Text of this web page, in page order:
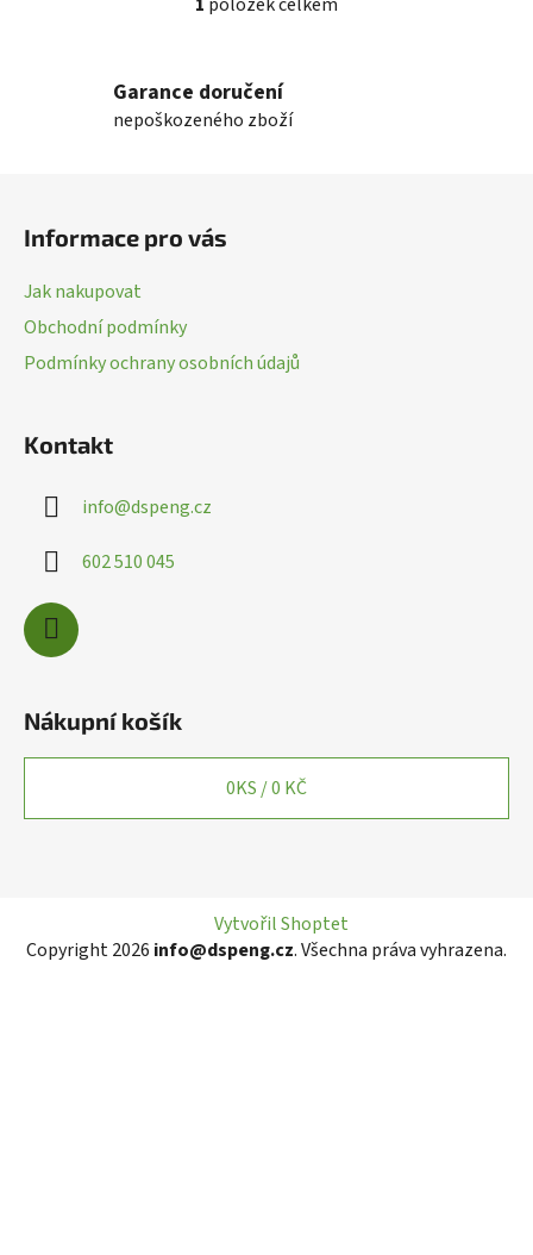
O
á
d
v
Garance doručení
nepoškozeného zboží
Informace pro vás
Jak nakupovat
Obchodní podmínky
Podmínky ochrany osobních údajů
Kontakt
info@dspeng.cz
602 510 045
Nákupní košík
0KS /0 KČ
Vytvořil Shoptet
Copyright 2026 info@dspeng.cz. Všechna práva vyhrazena.